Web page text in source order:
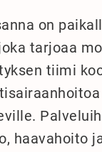
on
tarjoaa
tiimi
haavahoito